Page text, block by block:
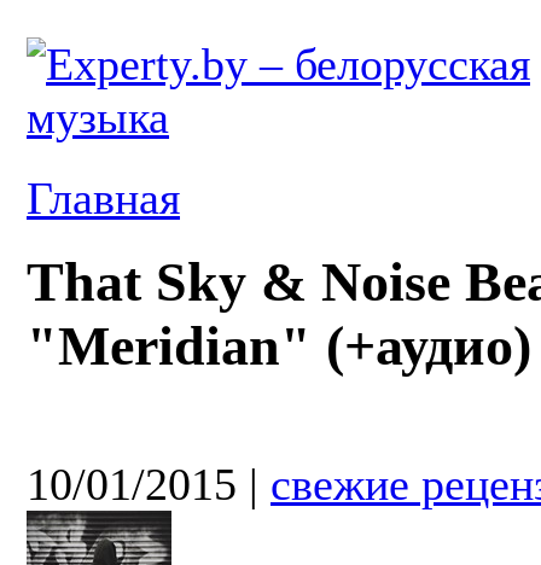
Главная
That Sky & Noise
"Meridian" (+аудио)
10/01/2015 | свежие